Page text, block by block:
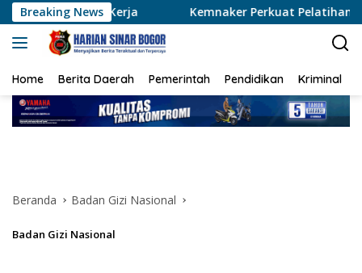
Langsung
ke
konten
Breaking News
Kemnaker Perkuat Pelatihan dan Penempatan Kerja
Home Berita Daerah Pemerintah Pendidikan Kriminal
Beranda Badan Gizi Nasional
Badan Gizi Nasional